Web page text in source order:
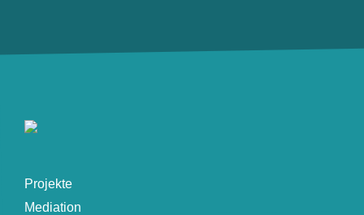
Projekte
Mediation